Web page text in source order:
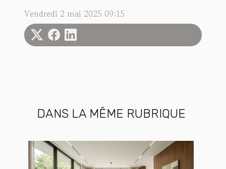
Vendredi 2 mai 2025 09:15
DANS LA MÊME RUBRIQUE